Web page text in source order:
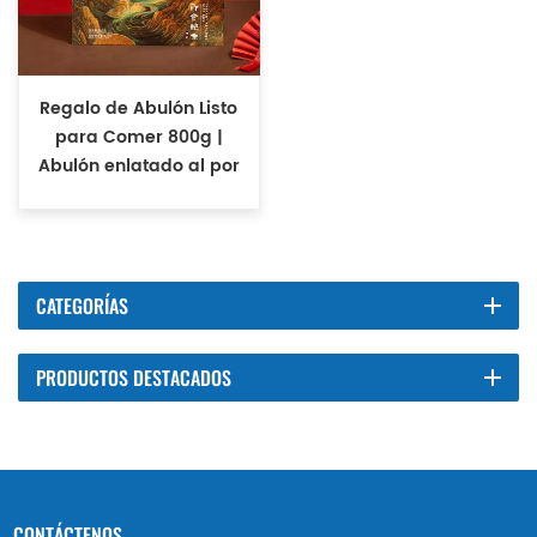
Regalo de Abulón Listo
para Comer 800g |
Abulón enlatado al por
CATEGORÍAS
PRODUCTOS DESTACADOS